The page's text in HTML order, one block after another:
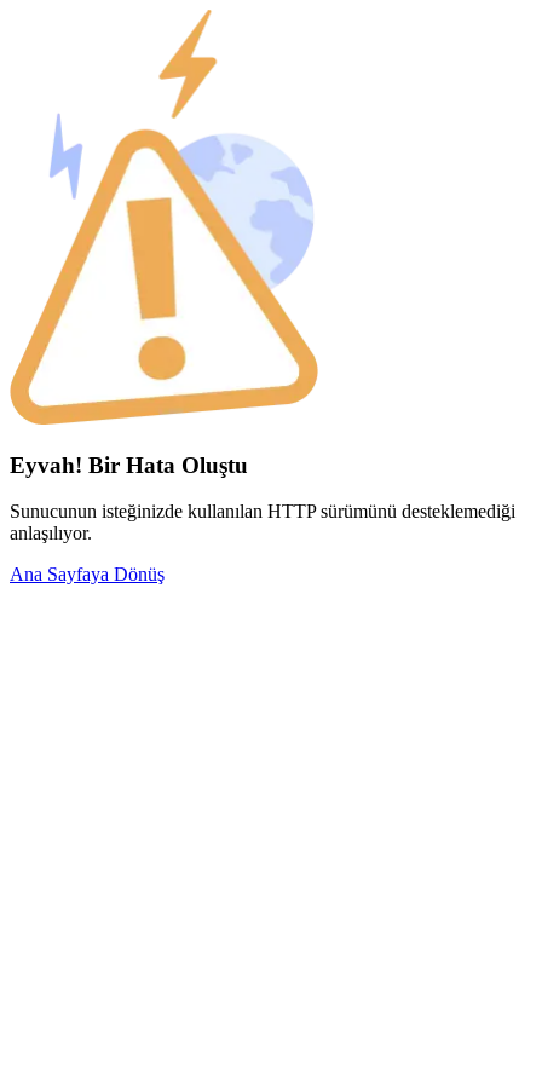
Eyvah! Bir Hata Oluştu
Sunucunun isteğinizde kullanılan HTTP sürümünü desteklemediği
anlaşılıyor.
Ana Sayfaya Dönüş